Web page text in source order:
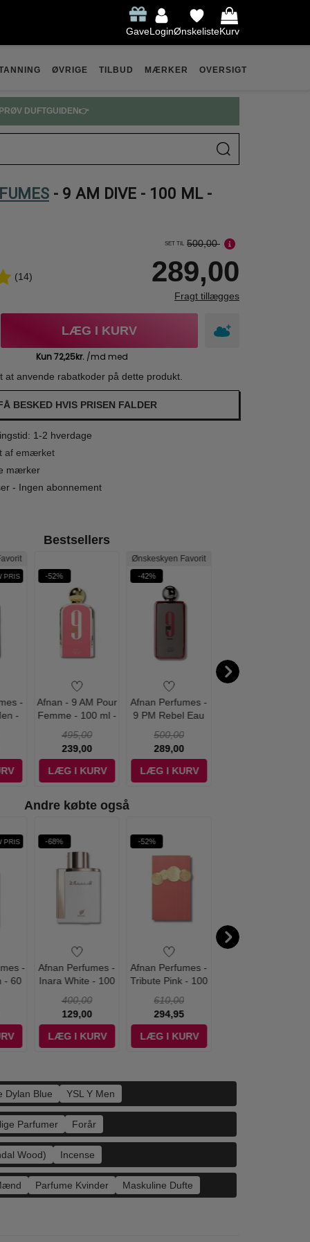
GaveLoginØnskelisteKurv
ØVRIGE TILBUD MÆRKER OVERSIGT
PRØV DUFTGUIDEN👉
- 9 AM DIVE - 100 ML -
(14)
SET TIL 500,00
289,00
Fragt tillægges
LÆG I KURV
at anvende rabatkoder på dette produkt.
BESKED HVIS PRISEN FALDER
1-2 hverdage
af emærket
mærker
- Ingen abonnement
Bestsellers
PRIS
-
-
-52%
Afnan - 9 AM Pour
Femme - 100 ml -
495,00
239,00
LÆG I KURV
Ønskeskyen Favorit
-42%
Afnan Perfumes -
9 PM Rebel Eau
ml
500,00
289,00
LÆG I KURV
Andre købte også
PRIS
-
- 60
-68%
Afnan Perfumes -
Inara White - 100
400,00
129,00
LÆG I KURV
-52%
Afnan Perfumes -
Tribute Pink - 100
610,00
294,95
LÆG I KURV
Parfumer Forår
Wood) Incense
Dylan Blue YSL Y Men
Parfume Kvinder Maskuline Dufte